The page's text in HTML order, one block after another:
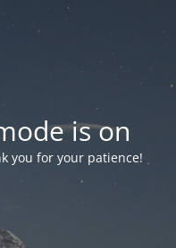
is on
you for your patience!